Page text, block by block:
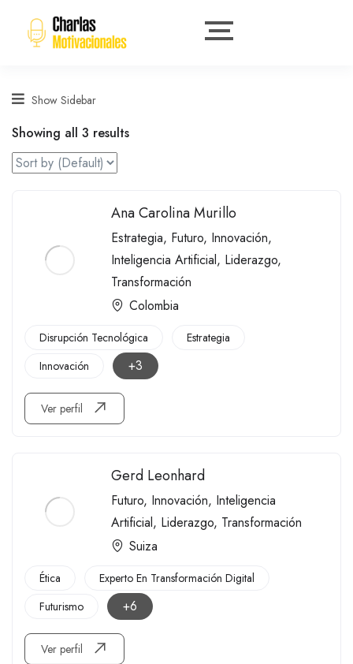
Show Sidebar
Showing all 3 results
Ana Carolina Murillo
Estrategia, Futuro, Innovación,
Inteligencia Artificial, Liderazgo,
Transformación
Colombia
Disrupción Tecnológica
Estrategia
Innovación
+3
Ver perfil
Gerd Leonhard
Futuro, Innovación, Inteligencia
Artificial, Liderazgo, Transformación
Suiza
Ética
Experto En Transformación Digital
Futurismo
+6
Ver perfil